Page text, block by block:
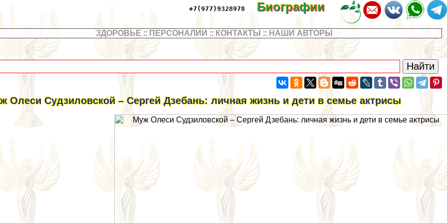
+7(977)9328978 Биографии
ЗДОРОВЬЕ :: ПЕРСОНАЛИИ :: КОНТАКТЫ :: НАШИ АВТОРЫ
Олеси Судзиловской – Сергeй Дзебань: личная жизнь и дети в семье актрисы